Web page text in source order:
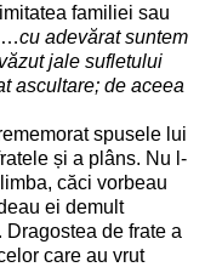
familiei sau
cu adevărat suntem
jale sufletului
ascultare; de aceea
spusele lui
și a plâns. Nu l-
căci vorbeau
ei demult
de frate a
care au vrut